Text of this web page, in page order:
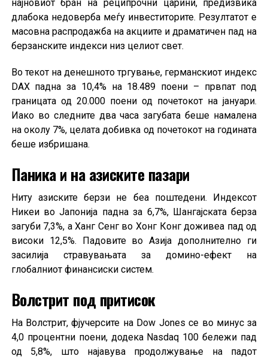
најновиот бран на реципрочни царини, предизвика
длабока недоверба меѓу инвеститорите. Резултатот е
масовна распродажба на акциите и драматичен пад на
берзанските индекси низ целиот свет.
Во текот на денешното тргување, германскиот индекс
DAX падна за 10,4% на 18.489 поени – првпат под
границата од 20.000 поени од почетокот на јануари.
Иако во следните два часа загубата беше намалена
на околу 7%, целата добивка од почетокот на годината
беше избришана.
Паника и на азиските пазари
Ниту азиските берзи не беа поштедени. Индексот
Никеи во Јапонија падна за 6,7%, Шангајската берза
загуби 7,3%, а Ханг Сенг во Хонг Конг доживеа пад од
високи 12,5%. Падовите во Азија дополнително ги
засилија стравувањата за домино-ефект на
глобалниот финансиски систем.
Волстрит под притисок
На Волстрит, фјучерсите на Dow Jones се во минус за
4,0 процентни поени, додека Nasdaq 100 бележи пад
од 5,8%, што најавува продолжување на падот